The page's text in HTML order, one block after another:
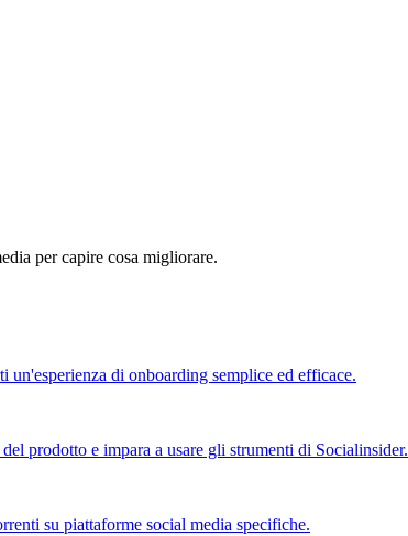
per capire cosa migliorare.
di onboarding semplice ed efficace.
prodotto e impara a usare gli strumenti di Socialinsider.
su piattaforme social media specifiche.